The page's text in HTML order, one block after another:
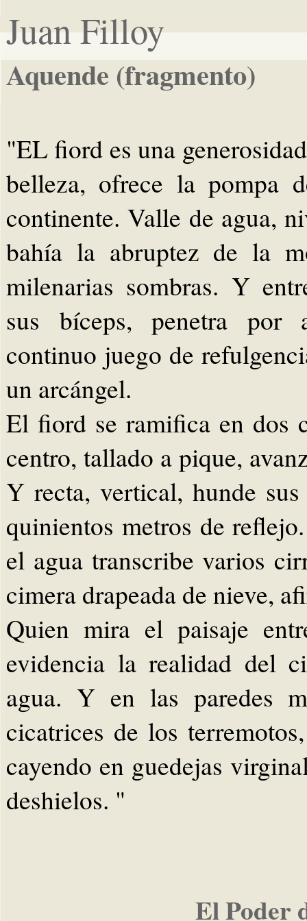
Juan Filloy
Aquende (fragmento)
"EL fiord es una
belleza, ofrece la pompa
continente. Valle de agua,
bahía la abruptez de la
milenarias sombras. Y
sus bíceps, penetra por
continuo juego de
un arcángel.
El fiord se ramifica en dos
centro, tallado a pique,
Y recta, vertical, hunde
quinientos metros de
el agua transcribe varios
cimera drapeada de nieve,
Quien mira el paisaje
evidencia la realidad del
agua. Y en las paredes
cicatrices de los
cayendo en guedejas
deshielos. "
El Poder